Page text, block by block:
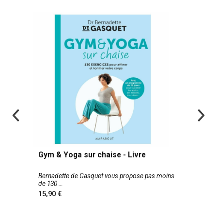
Gym & Yoga sur chaise - Livre
Bernadette de Gasquet vous propose pas moins
de 130
15,90